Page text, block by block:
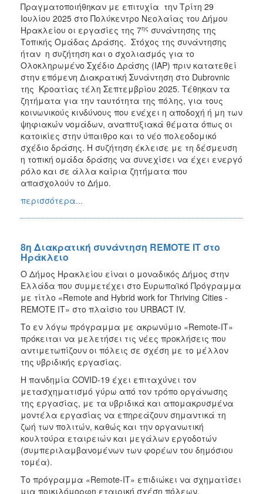
Πραγματοποιήθηκαν με επιτυχία την Τρίτη 29
Ιουλίου 2025 στο Πολύκεντρο Νεολαίας του Δήμου
Ηρακλείου οι εργασίες της 7ης συνάντησης της
Τοπικής Ομάδας Δράσης. Στόχος της συνάντησης
ήταν η συζήτηση και ο σχολιασμός για το
Ολοκληρωμένο Σχέδιο Δράσης (IAP) πριν κατατεθεί
στην επόμενη Διακρατική Συνάντηση στο Dubrovnic
της Κροατίας τέλη Σεπτεμβρίου 2025. Τέθηκαν τα
ζητήματα για την ταυτότητα της πόλης, για τους
κοινωνικούς κινδύνους που ενέχει η αποδοχή ή μη των
ψηφιακών νομάδων, αναπτυξιακά θέματα όπως οι
κατοικίες στην ύπαιθρο και το νέο πολεοδομικό
σχέδιο δράσης. Η συζήτηση έκλεισε με τη δέσμευση
η τοπική ομάδα δράσης να συνεχίσει να έχει ενεργό
ρόλο και σε άλλα καίρια ζητήματα που
απασχολούν το Δήμο.
περισσότερα...
8η Διακρατική συνάντηση REMOTE IT στο
Ηράκλειο
Ο Δήμος Ηρακλείου είναι ο μοναδικός Δήμος στην
Ελλάδα που συμμετέχει στο Ευρωπαϊκό Πρόγραμμα
με τίτλο «Remote and Hybrid work for Thriving Cities -
REMOTE IT» στο πλαίσιο του URBACT IV.
Το εν λόγω πρόγραμμα με ακρωνύμιο «Remote-IT»
πρόκειται να μελετήσει τις νέες προκλήσεις που
αντιμετωπίζουν οι πόλεις σε σχέση με το μέλλον
της υβριδικής εργασίας.
Η πανδημία COVID-19 έχει επιταχύνει τον
μετασχηματισμό γύρω από τον τρόπο οργάνωσης
της εργασίας, με τα υβριδικά και απομακρυσμένα
μοντέλα εργασίας να επηρεάζουν σημαντικά τη
ζωή των πολιτών, καθώς και την οργανωτική
κουλτούρα εταιρειών και μεγάλων εργοδοτών
(συμπεριλαμβανομένων των φορέων του δημόσιου
τομέα).
Το πρόγραμμα «Remote-IT» επιδιώκει να σχηματίσει
μια ποικιλόμορφη εταιρική σχέση πόλεων,